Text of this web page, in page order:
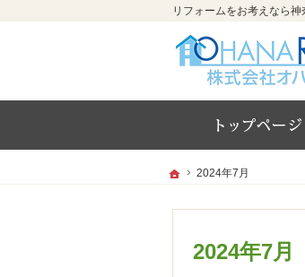
ホーム
2024年7月
2024年7月
ホーム
2024年7月